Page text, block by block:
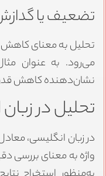
تضعیف یا
تحلیل به معنای کاهش
می‌رود. به عنوان
نشان‌دهنده کاهش
تحلیل در
واژه به معنای بررسی